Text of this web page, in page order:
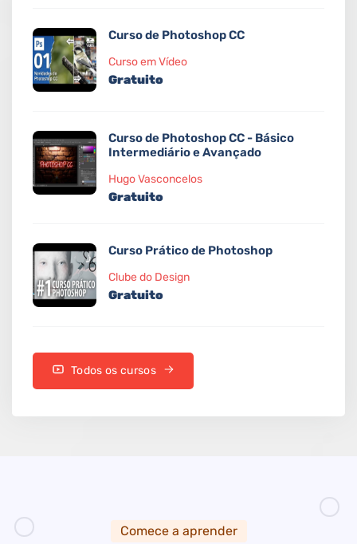
Curso de Photoshop CC
Curso em Vídeo
Gratuito
Curso de Photoshop CC - Básico
Intermediário e Avançado
Hugo Vasconcelos
Gratuito
Curso Prático de Photoshop
Clube do Design
Gratuito
Todos os cursos
Comece a aprender